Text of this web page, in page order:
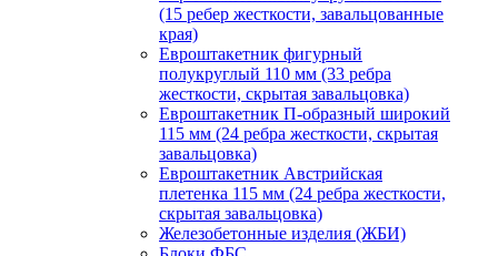
(15 ребер жесткости, завальцованные
края)
Евроштакетник фигурный
полукруглый 110 мм (33 ребра
жесткости, скрытая завальцовка)
Евроштакетник П-образный широкий
115 мм (24 ребра жесткости, скрытая
завальцовка)
Евроштакетник Австрийская
плетенка 115 мм (24 ребра жесткости,
скрытая завальцовка)
Железобетонные изделия (ЖБИ)